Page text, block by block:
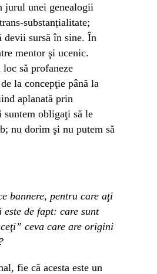
jurul unei genealogii
substanțialitate;
devii sursă în sine. În
mentor şi ucenic.
să profaneze
la concepţie până la
aplanată prin
suntem obligaţi să le
nu dorim şi nu putem să
bannere, pentru care aţi
de fapt: care sunt
ceva care are origini
fie că acesta este un